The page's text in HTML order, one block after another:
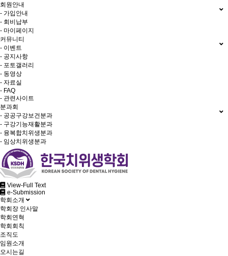
회원안내
- 가입안내
- 회비납부
- 마이페이지
커뮤니티
- 이벤트
- 공지사항
- 포토갤러리
- 동영상
- 자료실
- FAQ
- 관련사이트
분과회
- 공공구강보건분과
- 구강기능재활분과
- 융복합치위생분과
- 임상치위생분과
View-Full Text
e-Submission
학회소개
학회장 인사말
학회연혁
학회회칙
조직도
임원소개
오시는길